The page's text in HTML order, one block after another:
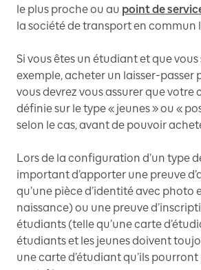
le plus proche ou au point de
la société de transport en commun
Si vous êtes un étudiant et que
exemple, acheter un laisser-passer
vous devrez vous assurer que votre
définie sur le type « jeunes » ou «
selon le cas, avant de pouvoir
Lors de la configuration d’un type
important d’apporter une preuve
qu’une pièce d’identité avec photo
naissance) ou une preuve
étudiants (telle qu’une carte
étudiants et les jeunes doivent
une carte d’étudiant qu’ils